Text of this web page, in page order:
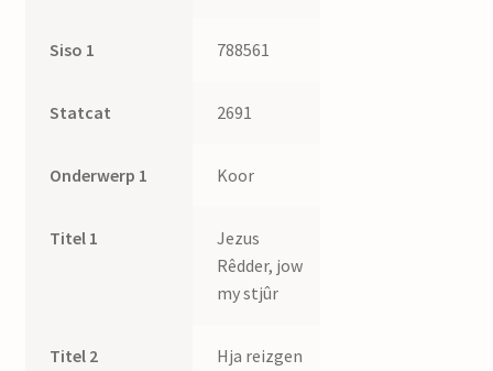
Siso 1 788561
Statcat 2691
Onderwerp 1 Koor
Titel 1
Jezus
Rêdder, jow
my stjûr
Titel 2
Hja reizgen